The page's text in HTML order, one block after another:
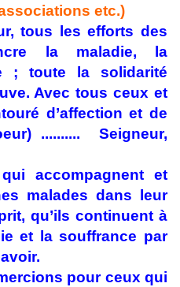
etc.)
tous les efforts des
la maladie, la
; toute la solidarité
Avec tous ceux et
d’affection et de
.......... Seigneur,
accompagnent et
malades dans leur
qu’ils continuent à
et la souffrance par
pour ceux qui